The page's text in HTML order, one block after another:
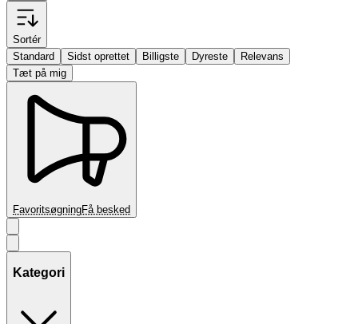
Sortér
Standard
Sidst oprettet Billigste Dyreste
Relevans
Tæt på mig
FavoritsøgningFå besked
Kategori